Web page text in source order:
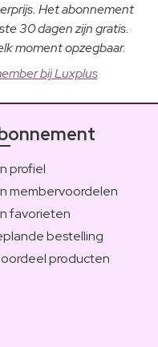
Het abonnement
30 dagen zijn gratis.
moment opzegbaar.
bij Luxplus
profiel
membervoordelen
favorieten
bestelling
producten